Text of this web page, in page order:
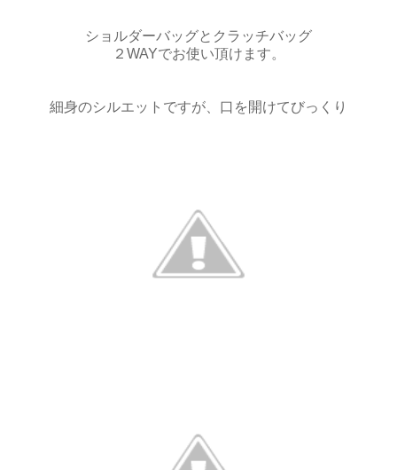
ショルダーバッグとクラッチバッグ
２WAYでお使い頂けます。
細身のシルエットですが、口を開けてびっくり